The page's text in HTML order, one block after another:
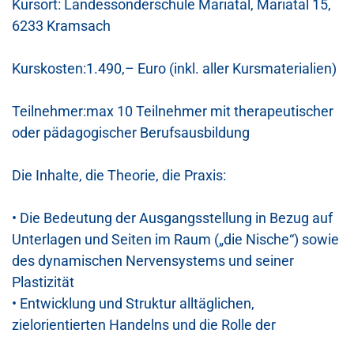
Kursort: ​Landessonderschule Mariatal, Mariatal 15,
6233 Kramsach
Kurskosten:1.490,– Euro (inkl. aller Kursmaterialien)
Teilnehmer:max 10 Teilnehmer mit therapeutischer
oder pädagogischer Berufsausbildung
Die Inhalte, die Theorie, die Praxis:
• Die Bedeutung der Ausgangsstellung in Bezug auf
Unterlagen und Seiten im Raum („die Nische“) sowie
des dynamischen Nervensystems und seiner
Plastizität
• Entwicklung und Struktur alltäglichen,
zielorientierten Handelns und die Rolle der